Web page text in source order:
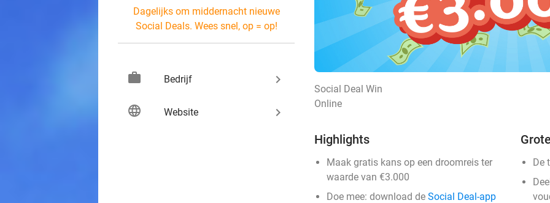
Dagelijks om middernacht nieuwe
Social Deals. Wees snel, op = op!
work Bedrijf keyboard_arrow_right
language Website keyboard_arrow_right
Social Deal Win
Online
Highlights
Maak gratis kans op een droomreis ter
waarde van €3.000
Doe mee: download de Social Deal-app
De